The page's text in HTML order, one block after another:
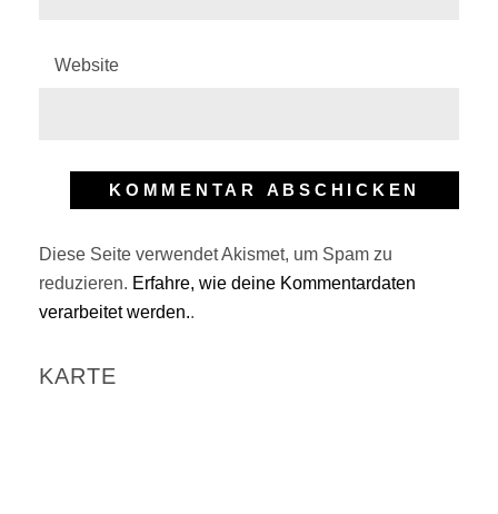
Website
Diese Seite verwendet Akismet, um Spam zu
reduzieren. Erfahre, wie deine Kommentardaten
verarbeitet werden..
KARTE